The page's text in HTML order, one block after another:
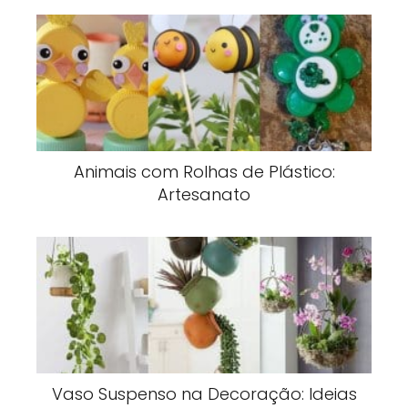
Animais com Rolhas de Plástico:
Artesanato
Vaso Suspenso na Decoração: Ideias